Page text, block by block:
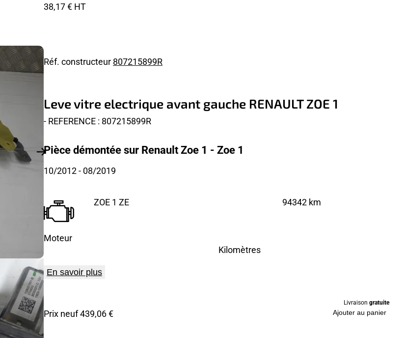
38,17 € HT
Réf. constructeur 807215899R
Leve vitre electrique avant gauche RENAULT ZOE 1
- REFERENCE : 807215899R
Pièce démontée sur Renault Zoe 1 - Zoe 1
10/2012- 08/2019
Moteur
ZOE 1 ZE
Kilomètres
94342 km
En savoir plus
Prix neuf 439,06 €
Livraison gratuite
Ajouter au panier